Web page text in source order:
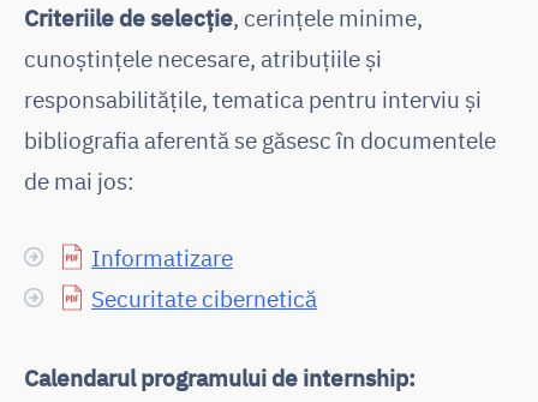
Criteriile de selecție, cerințele minime,
cunoștințele necesare, atribuțiile și
responsabilitățile, tematica pentru interviu și
bibliografia aferentă se găsesc în documentele
de mai jos:
Informatizare
Securitate cibernetică
Calendarul programului de internship: